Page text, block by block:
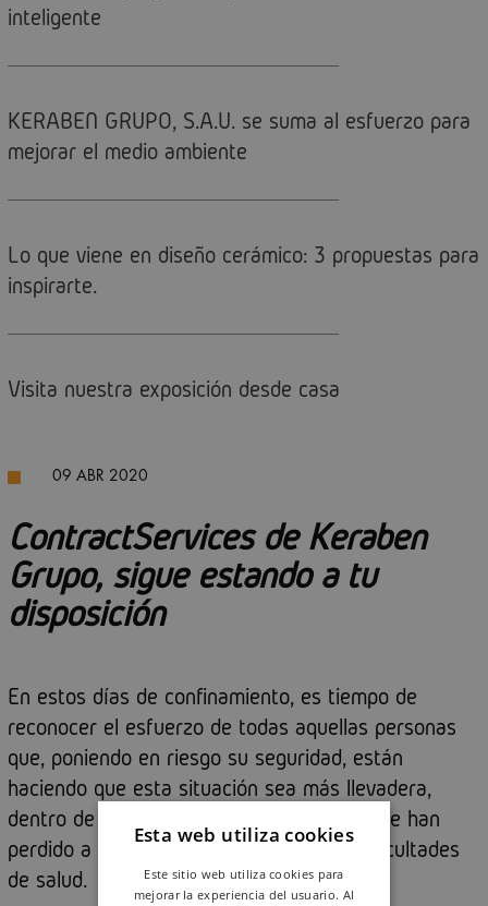
inteligente
KERABEN GRUPO, S.A.U. se suma al esfuerzo para
mejorar el medio ambiente
Lo que viene en diseño cerámico: 3 propuestas para
inspirarte.
Visita nuestra exposición desde casa
09 ABR 2020
ContractServices de Keraben
Grupo, sigue estando a tu
disposición
En estos días de confinamiento, es tiempo de
reconocer el esfuerzo de todas aquellas personas
que, poniendo en riesgo su seguridad, están
haciendo que esta situación sea más llevadera,
dentro de su gravedad, sin olvidar a los que han
perdido a alguien querido o atraviesan dificultades
de salud.
Esta web utiliza cookies
Este sitio web utiliza cookies para
mejorar la experiencia del usuario. Al